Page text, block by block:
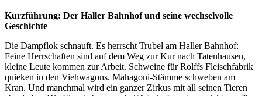
Kurzführung: Der Haller Bahnhof und seine wechselvolle
Geschichte
Die Dampflok schnauft. Es herrscht Trubel am Haller Bahnhof:
Feine Herrschaften sind auf dem Weg zur Kur nach Tatenhausen,
kleine Leute kommen zur Arbeit. Schweine für Rolffs Fleischfabrik
quieken in den Viehwagons. Mahagoni-Stämme schweben am
Kran. Und manchmal wird ein ganzer Zirkus mit all seinen Tieren